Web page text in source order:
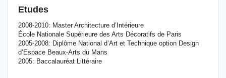
Etudes
2008-2010: Master Architecture d’Intérieure
École Nationale Supérieure des Arts Décoratifs de Paris
2005-2008: Diplôme National d’Art et Technique option Design
d’Espace Beaux-Arts du Mans
2005: Baccalauréat Littéraire